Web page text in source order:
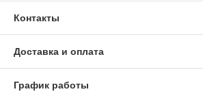
Контакты
Доставка и оплата
График работы